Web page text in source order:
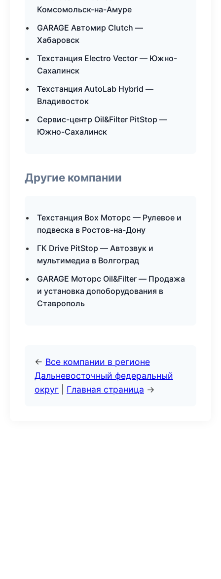
Комсомольск-на-Амуре
GARAGE Автомир Clutch —
Хабаровск
Техстанция Electro Vector — Южно-
Сахалинск
Техстанция AutoLab Hybrid —
Владивосток
Сервис-центр Oil&Filter PitStop —
Южно-Сахалинск
Другие компании
Техстанция Box Моторс — Рулевое и
подвеска в Ростов-на-Дону
ГК Drive PitStop — Автозвук и
мультимедиа в Волгоград
GARAGE Моторс Oil&Filter — Продажа
и установка допоборудования в
Ставрополь
← Все компании в регионе
Дальневосточный федеральный
округ
Главная страница →